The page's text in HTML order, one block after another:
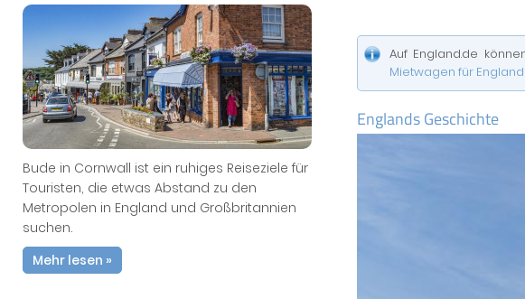
Bude in Cornwall ist ein ruhiges Reiseziele für
Touristen, die etwas Abstand zu den
Metropolen in England und Großbritannien
suchen.
Mehr lesen »
Auf England.de
Mietwagen für England
Englands Geschichte